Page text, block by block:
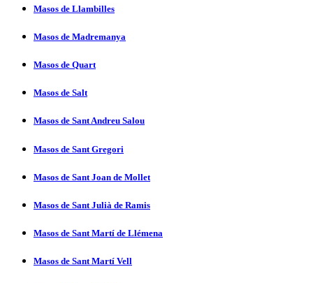
Masos de Llambilles
Masos de Madremanya
Masos de Quart
Masos de Salt
Masos de Sant Andreu Salou
Masos de Sant Gregori
Masos de Sant Joan de Mollet
Masos de Sant Julià de Ramis
Masos de Sant Martí­ de Llémena
Masos de Sant Martí­ Vell